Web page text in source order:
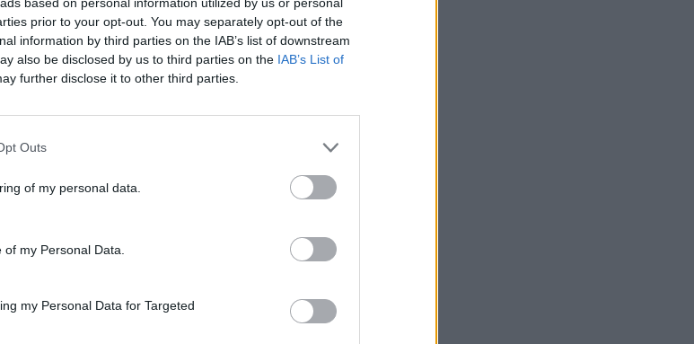
prior to your opt-out. You may separately opt-out of the
information by third parties on the IAB’s list of downstream
also be disclosed by us to third parties on the IAB’s List of
further disclose it to other third parties.
Outs
of my personal data.
my Personal Data.
my Personal Data for Targeted
θα αποσυρθώ. Εάν κάποιος
τότε παραδίδω την